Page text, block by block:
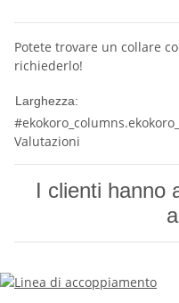
Potete trovare un collare
richiederlo!
Larghezza:
Valutazioni
I clienti hanno